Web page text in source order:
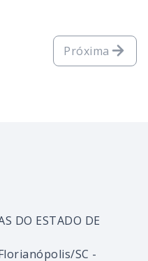
Próxima
DO ESTADO DE
SC -